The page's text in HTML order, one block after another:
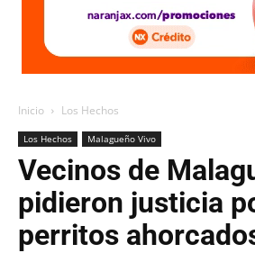
Inicio Los Hechos
Los Hechos Malagueño Vivo
Vecinos de
pidieron justicia
perritos